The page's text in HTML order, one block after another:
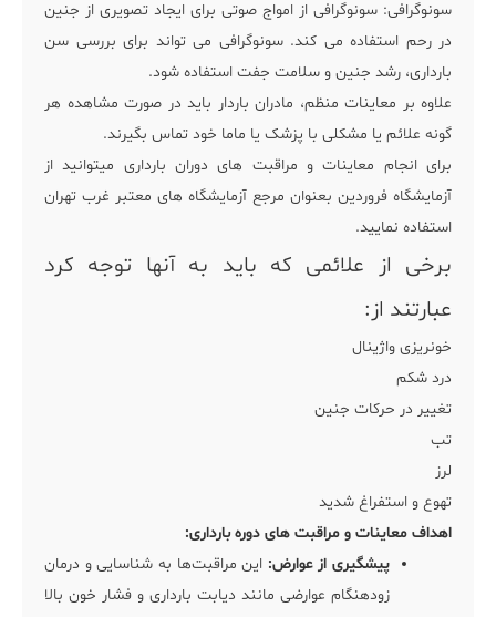
سونوگرافی: سونوگرافی از امواج صوتی برای ایجاد تصویری از جنین
در رحم استفاده می کند. سونوگرافی می تواند برای بررسی سن
بارداری، رشد جنین و سلامت جفت استفاده شود.
علاوه بر معاینات منظم، مادران باردار باید در صورت مشاهده هر
گونه علائم یا مشکلی با پزشک یا ماما خود تماس بگیرند.
برای انجام معاینات و مراقبت های دوران بارداری میتوانید از
آزمایشگاه فروردین بعنوان مرجع آزمایشگاه های معتبر غرب تهران
استفاده نمایید.
برخی از علائمی که باید به آنها توجه کرد
عبارتند از:
خونریزی واژینال
درد شکم
تغییر در حرکات جنین
تب
لرز
تهوع و استفراغ شدید
اهداف معاینات و مراقبت های دوره بارداری:
پیشگیری از عوارض: این مراقبت‌ها به شناسایی و درمان
زودهنگام عوارضی مانند دیابت بارداری و فشار خون بالا